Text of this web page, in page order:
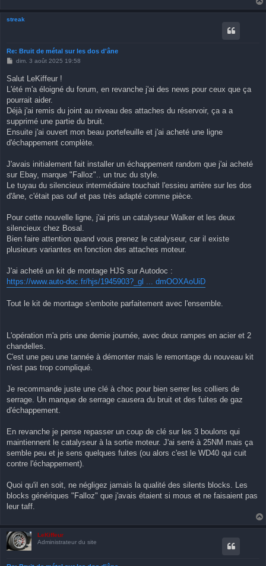
streak
Re: Bruit de métal sur les dos d'âne
M
s
a
e
dim. 3 août 2025 19:58
Salut LeKiffeur !
L'été m'a éloigné du forum, en revanche j'ai des news pour ceux que ça
pourrait aider.
Déjà j'ai remis du joint au niveau des attaches du réservoir, ça a a
supprimé une partie du bruit.
Ensuite j'ai ouvert mon beau portefeuille et j'ai acheté une ligne
d'échappement complète.
J'avais initialement fait installer un échappement random que j'ai acheté
sur Ebay, marque "Falloz".. un truc du style.
Le tuyau du silencieux intermédiaire touchait l'essieu arrière sur les dos
d'âne, c'était pas ouf et pas très adapté comme pièce.
Pour cette nouvelle ligne, j'ai pris un catalyseur Walker et les deux
silencieux chez Bosal.
Bien faire attention quand vous prenez le catalyseur, car il existe
plusieurs variantes en fonction des attaches moteur.
J'ai acheté un kit de montage HJS sur Autodoc :
https://www.auto-doc.fr/hjs/1945903?_gl ... dmOOXAoUiD
Tout le kit de montage s'emboite parfaitement avec l'ensemble.
L'opération m'a pris une demie journée, avec deux rampes en acier et 2
chandelles.
C'est une peu une tannée à démonter mais le remontage du nouveau kit
n'est pas trop compliqué.
Je recommande juste une clé à choc pour bien serrer les colliers de
serrage. Un manque de serrage causera du bruit et des fuites de gaz
d'échappement.
En revanche je pense repasser un coup de clé sur les 3 boulons qui
maintiennent le catalyseur à la sortie moteur. J'ai serré à 25NM mais ça
semble peu et je sens quelques fuites (ou alors c'est le WD40 qui cuit
contre l'échappement).
Quoi qu'il en soit, ne négligez jamais la qualité des silents blocks. Les
blocks génériques "Falloz" que j'avais étaient si mous et ne faisaient pas
leur taff.
LeKiffeur
Administrateur du site